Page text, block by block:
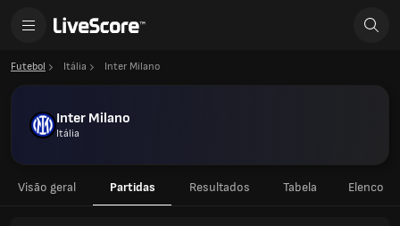
Futebol Itália Inter Milano
Inter Milano
Itália
Visão geral Partidas Resultados Tabela Elenco